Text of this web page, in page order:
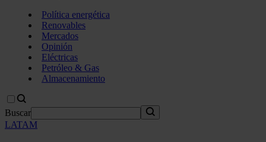
Política energética
Renovables
Mercados
Opinión
Eléctricas
Petróleo & Gas
Almacenamiento
Buscar
LATAM